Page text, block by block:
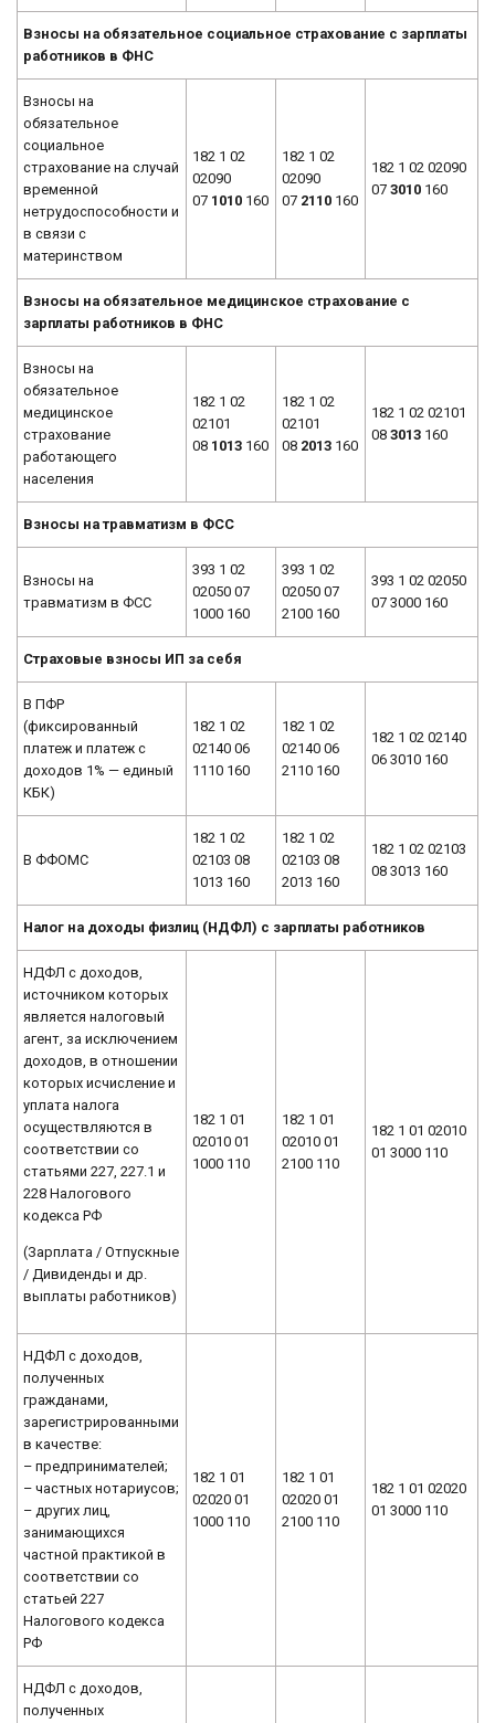
Взносы на обязательное социальное страхование с зарплаты
работников в ФНС
Взносы на
обязательное
социальное
страхование на случай
временной
нетрудоспособности и
в связи с
материнством
182 1 02
02090
07 1010 160
182 1 02
02090
07 2110 160
182 1 02 02090
073010 160
Взносы на обязательное медицинское страхование с
зарплаты работников в ФНС
Взносы на
обязательное
медицинское
страхование
работающего
населения
182 1 02
02101
08 1013 160
182 1 02
02101
08 2013 160
182 1 02 02101
083013 160
Взносы на травматизм в ФСС
Взносы на
травматизм в ФСС
393 1 02
02050 07
1000 160
393 1 02
02050 07
2100 160
393 1 02 02050
07 3000 160
Страховые взносы ИП за себя
В ПФР
(фиксированный
платеж и платеж с
доходов 1% — единый
КБК)
182 1 02
02140 06
1110 160
182 1 02
02140 06
2110 160
182 1 02 02140
06 3010 160
В ФФОМС
182 1 02
02103 08
1013 160
182 1 02
02103 08
2013 160
182 1 02 02103
08 3013 160
Налог на доходы физлиц (НДФЛ) с зарплаты работников
НДФЛ с доходов,
источником которых
является налоговый
агент, за исключением
доходов, в отношении
которых исчисление и
уплата налога
осуществляются в
соответствии со
статьями 227, 227.1 и
228 Налогового
кодекса РФ
(Зарплата / Отпускные
/ Дивиденды и др.
выплаты работников)
182 1 01
02010 01
1000 110
182 1 01
02010 01
2100 110
182 1 01 02010
01 3000 110
НДФЛ с доходов,
полученных
гражданами,
зарегистрированными
в качестве:
– предпринимателей;
– частных нотариусов;
– других лиц,
занимающихся
частной практикой в
соответствии со
статьей 227
Налогового кодекса
РФ
182 1 01
02020 01
1000 110
182 1 01
02020 01
2100 110
182 1 01 02020
01 3000 110
НДФЛ с доходов,
полученных